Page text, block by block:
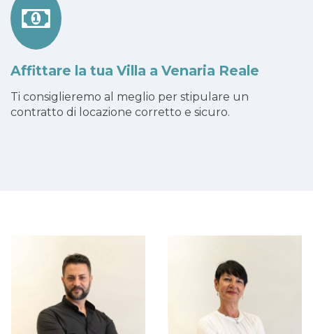
Affittare la tua Villa a Venaria Reale
Ti consiglieremo al meglio per stipulare un
contratto di locazione corretto e sicuro.